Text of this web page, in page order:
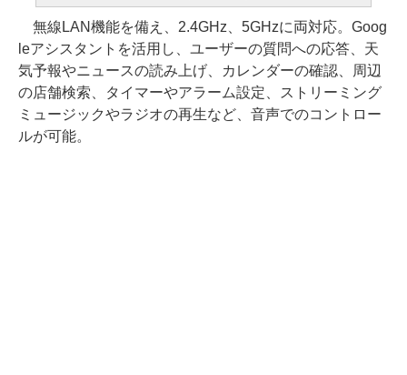
無線LAN機能を備え、2.4GHz、5GHzに両対応。Goog
leアシスタントを活用し、ユーザーの質問への応答、天
気予報やニュースの読み上げ、カレンダーの確認、周辺
の店舗検索、タイマーやアラーム設定、ストリーミング
ミュージックやラジオの再生など、音声でのコントロー
ルが可能。